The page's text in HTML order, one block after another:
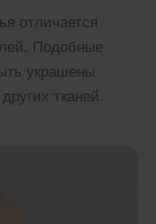
отличается
Подобные
украшены
тканей.